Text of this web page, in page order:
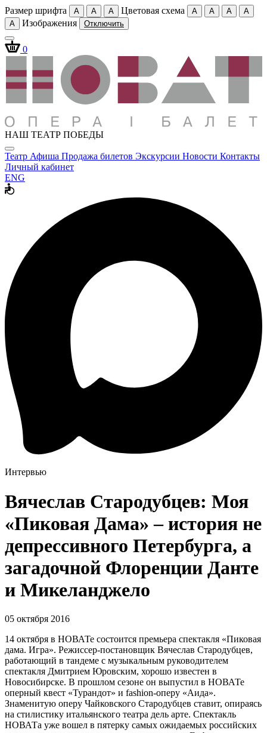
Размер шрифта A A A Цветовая схема A A A
A
A
Изображения Отключить
0
НАШ ТЕАТР ПОБЕДЫ
Театр Афиша Продажа билетов Экскурсии Новости Контакты
Личный кабинет
ENG
Интервью
Вячеслав Стародубцев: Моя
«Пиковая Дама» – история не
депрессивного Петербурга, а
загадочной Флоренции Данте
и Микеланджело
05 октября 2016
14 октября в НОВАТе состоится премьера спектакля «Пиковая
дама. Игра». Режиссер-постановщик Вячеслав Стародубцев,
работающий в тандеме с музыкальным руководителем
спектакля Дмитрием Юровским, хорошо известен в
Новосибирске. В прошлом сезоне он выпустил в НОВАТе
оперный квест «Турандот» и fashion-оперу «Аида».
Знаменитую оперу Чайковского Стародубцев ставит, опираясь
на стилистику итальянского театра дель арте. Спектакль
НОВАТа уже вошел в пятерку самых ожидаемых российских